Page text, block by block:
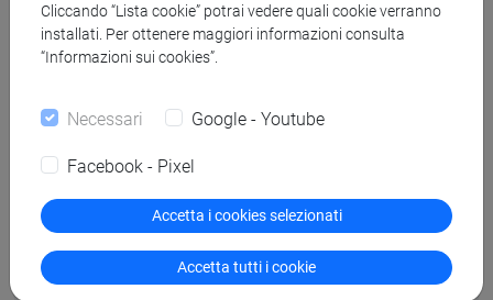
Lingua/Prova Finale [E]
Per la prova finale
30
Cliccando “Lista cookie” potrai vedere quali cookie verranno
installati. Per ottenere maggiori informazioni consulta
“Informazioni sui cookies”.
Necessari Google - Youtube
Facebook - Pixel
Accetta i cookies selezionati
Accetta tutti i cookie